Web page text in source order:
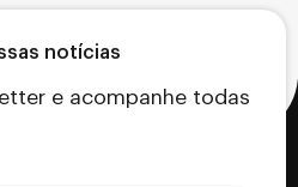
notícias
e acompanhe todas